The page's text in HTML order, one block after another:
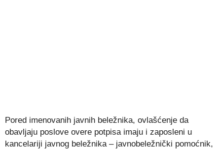
Pored imenovanih javnih beležnika, ovlašćenje da
obavljaju poslove overe potpisa imaju i zaposleni u
kancelariji javnog beležnika – javnobeležnički pomoćnik,